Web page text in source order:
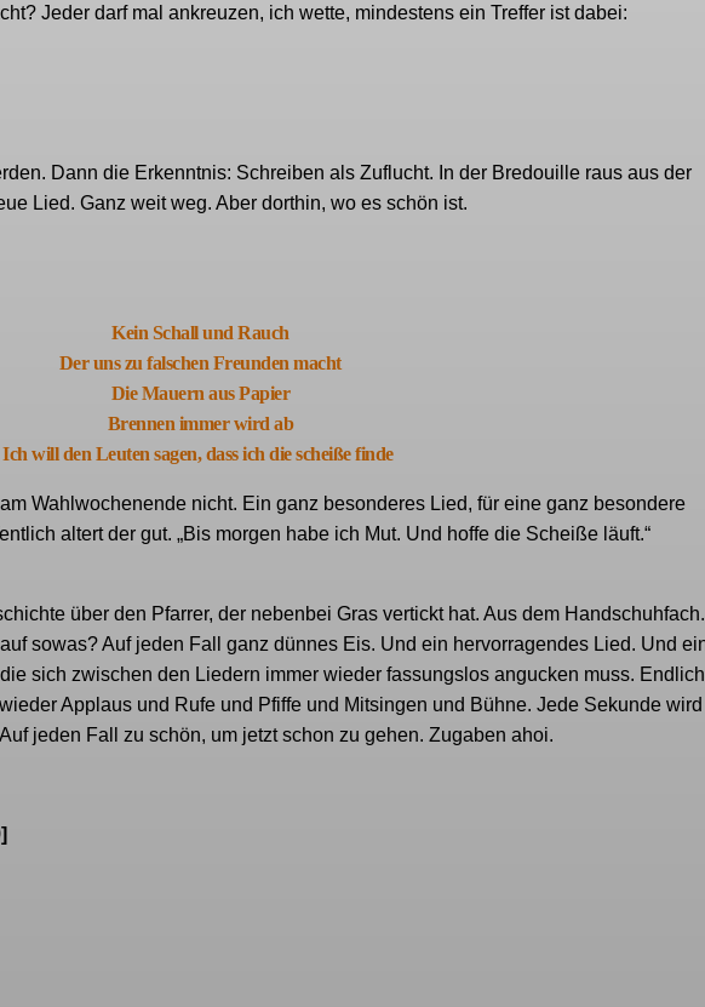
Jeder darf mal ankreuzen, ich wette, mindestens ein Treffer ist dabei:
Dann die Erkenntnis: Schreiben als Zuflucht. In der Bredouille raus aus der
Lied. Ganz weit weg. Aber dorthin, wo es schön ist.
Kein Schall und Rauch
Der uns zu falschen Freunden macht
Die Mauern aus Papier
Brennen immer wird ab
Ich will den Leuten sagen, dass ich die scheiße finde
Wahlwochenende nicht. Ein ganz besonderes Lied, für eine ganz besondere
altert der gut. „Bis morgen habe ich Mut. Und hoffe die Scheiße läuft.“
über den Pfarrer, der nebenbei Gras vertickt hat. Aus dem
sowas? Auf jeden Fall ganz dünnes Eis. Und ein hervorragendes Lied. Und
sich zwischen den Liedern immer wieder fassungslos angucken muss.
Applaus und Rufe und Pfiffe und Mitsingen und Bühne. Jede Sekunde wird
jeden Fall zu schön, um jetzt schon zu gehen. Zugaben ahoi.